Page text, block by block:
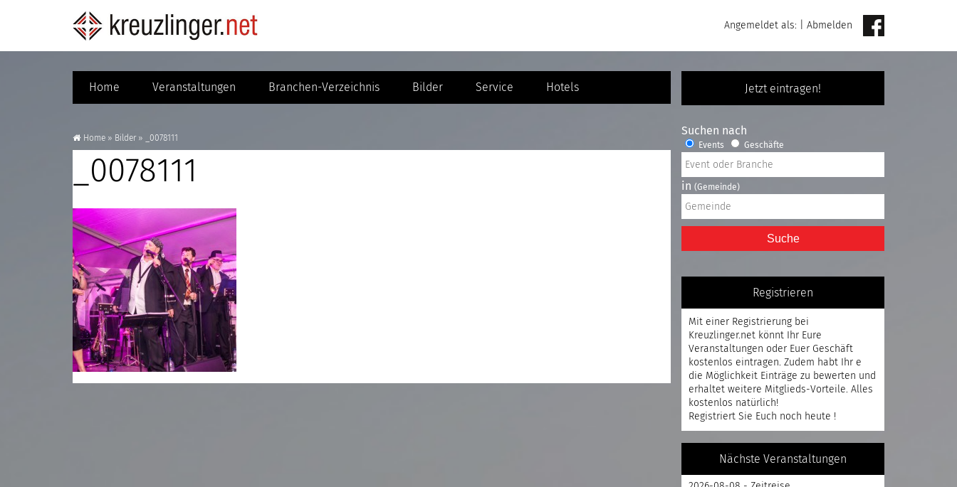
Angemeldet als: Abmelden
Jetzt eintragen!
Home Veranstaltungen Branchen-Verzeichnis Bilder Service Hotels
Home » Bilder » _0078111
_0078111
Suchen nach
Events Geschäfte
in (Gemeinde)
Suche
Registrieren
Mit einer Registrierung bei
Kreuzlinger.net könnt Ihr Eure
Veranstaltungen oder Euer Geschäft
kostenlos eintragen. Zudem habt Ihr e
die Möglichkeit Einträge zu bewerten und
erhaltet weitere Mitglieds-Vorteile. Alles
kostenlos natürlich!
Registriert Sie Euch noch heute !
Nächste Veranstaltungen